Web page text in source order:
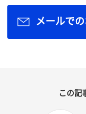
メールで
この記